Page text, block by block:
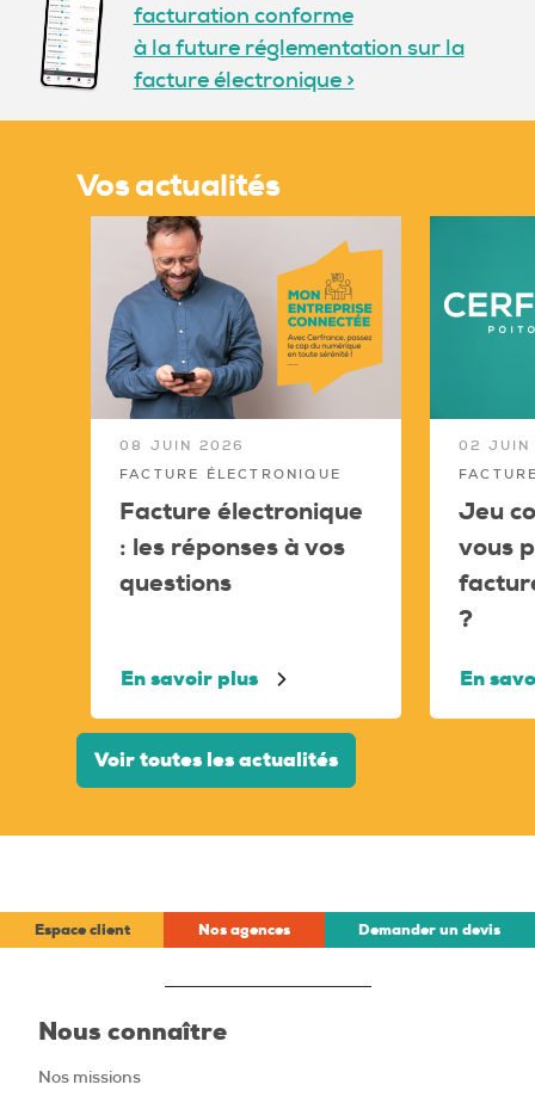
facturation conforme
à la future réglementation sur la
facture électronique >
Vos actualités
08 JUIN 2026
FACTURE ÉLECTRONIQUE
Facture électronique
: les réponses à vos
questions
En savoir plus
02
Jeu
vous
?
En
Voir toutes les actualités
Espace client Nos agences Demander un devis
Nous connaître
Nos missions